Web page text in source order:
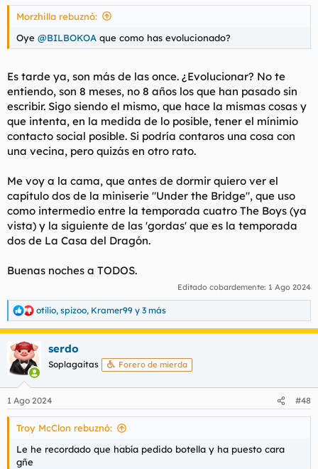
s
Morzhilla rebuznó:
Oye @BILBOKOA que como has evolucionado?
Es tarde ya, son más de las once. ¿Evolucionar? No te
entiendo, son 8 meses, no 8 años los que han pasado sin
escribir. Sigo siendo el mismo, que hace la mismas cosas y
que intenta, en la medida de lo posible, tener el mínimio
contacto social posible. Si podría contaros una cosa con
una vecina, pero quizás en otro rato.
Me voy a la cama, que antes de dormir quiero ver el
capítulo dos de la miniserie "Under the Bridge", que uso
como intermedio entre la temporada cuatro The Boys (ya
vista) y la siguiente de las 'gordas' que es la temporada
dos de La Casa del Dragón.
Buenas noches a TODOS.
Editado cobardemente: 1 Ago 2024
R
e
a
c
c
i
e
s
otilio, spizoo, Kramer99 y 3 más
serdo
Soplagaitas Forero de mierda
1 Ago 2024 #48
Troy McClon rebuznó:
Le he recordado que había pedido botella y ha puesto cara
gñe